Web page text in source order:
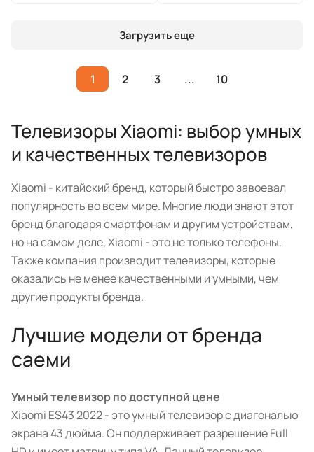
Загрузить еще
1 2 3 ... 10
Телевизоры Xiaomi: выбор умных
и качественных телевизоров
Xiaomi - китайский бренд, который быстро завоевал
популярность во всем мире. Многие люди знают этот
бренд благодаря смартфонам и другим устройствам,
но на самом деле, Xiaomi - это не только телефоны.
Также компания производит телевизоры, которые
оказались не менее качественными и умными, чем
другие продукты бренда.
Лучшие модели от бренда
саеми
Умный телевизор по доступной цене
Xiaomi ES43 2022 - это умный телевизор с диагональю
экрана 43 дюйма. Он поддерживает разрешение Full